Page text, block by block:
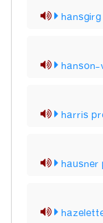
harris